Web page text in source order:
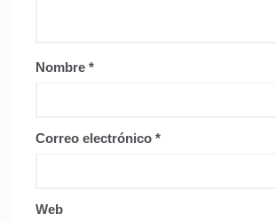
Nombre *
Correo electrónico *
Web